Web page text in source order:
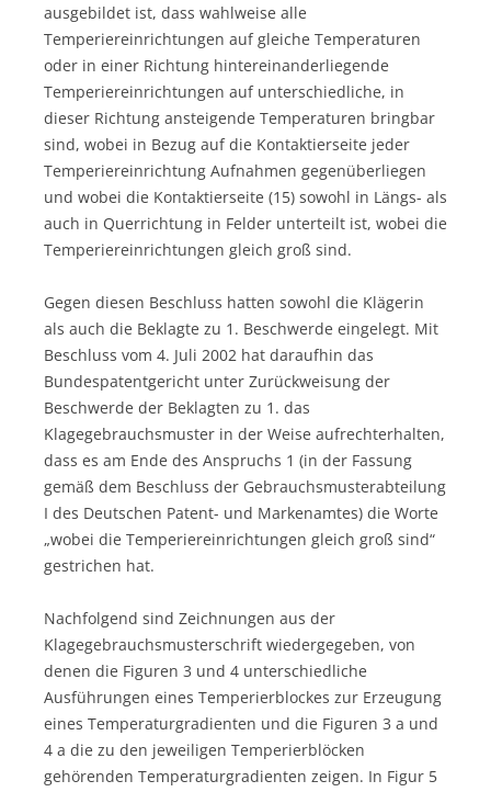
ausgebildet ist, dass wahlweise alle
Temperiereinrichtungen auf gleiche Temperaturen
oder in einer Richtung hintereinanderliegende
Temperiereinrichtungen auf unterschiedliche, in
dieser Richtung ansteigende Temperaturen bringbar
sind, wobei in Bezug auf die Kontaktierseite jeder
Temperiereinrichtung Aufnahmen gegenüberliegen
und wobei die Kontaktierseite (15) sowohl in Längs- als
auch in Querrichtung in Felder unterteilt ist, wobei die
Temperiereinrichtungen gleich groß sind.
Gegen diesen Beschluss hatten sowohl die Klägerin
als auch die Beklagte zu 1. Beschwerde eingelegt. Mit
Beschluss vom 4. Juli 2002 hat daraufhin das
Bundespatentgericht unter Zurückweisung der
Beschwerde der Beklagten zu 1. das
Klagegebrauchsmuster in der Weise aufrechterhalten,
dass es am Ende des Anspruchs 1 (in der Fassung
gemäß dem Beschluss der Gebrauchsmusterabteilung
I des Deutschen Patent- und Markenamtes) die Worte
„wobei die Temperiereinrichtungen gleich groß sind“
gestrichen hat.
Nachfolgend sind Zeichnungen aus der
Klagegebrauchsmusterschrift wiedergegeben, von
denen die Figuren 3 und 4 unterschiedliche
Ausführungen eines Temperierblockes zur Erzeugung
eines Temperaturgradienten und die Figuren 3 a und
4 a die zu den jeweiligen Temperierblöcken
gehörenden Temperaturgradienten zeigen. In Figur 5